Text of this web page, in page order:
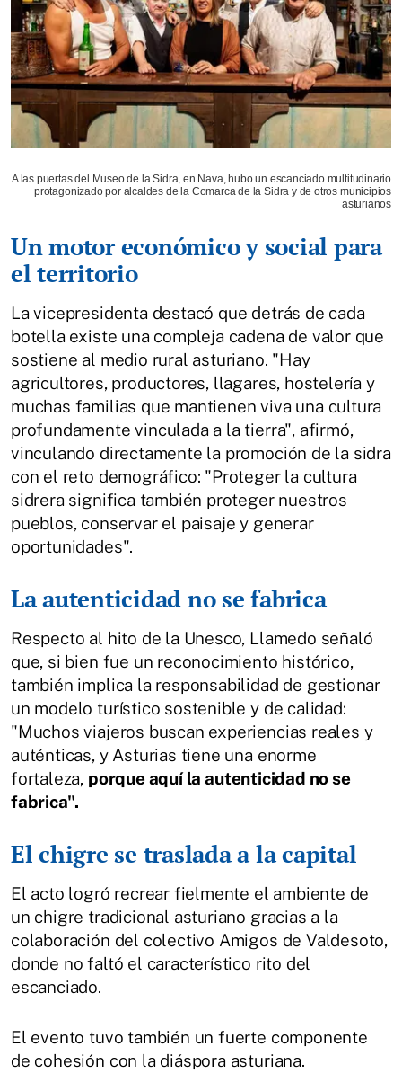
A las puertas del Museo de la Sidra, en Nava, hubo un escanciado multitudinario
protagonizado por alcaldes de la Comarca de la Sidra y de otros municipios
asturianos
Un motor económico y social para
el territorio
La vicepresidenta destacó que detrás de cada
botella existe una compleja cadena de valor que
sostiene al medio rural asturiano. "Hay
agricultores, productores, llagares, hostelería y
muchas familias que mantienen viva una cultura
profundamente vinculada a la tierra", afirmó,
vinculando directamente la promoción de la sidra
con el reto demográfico: "Proteger la cultura
sidrera significa también proteger nuestros
pueblos, conservar el paisaje y generar
oportunidades".
La autenticidad no se fabrica
Respecto al hito de la Unesco, Llamedo señaló
que, si bien fue un reconocimiento histórico,
también implica la responsabilidad de gestionar
un modelo turístico sostenible y de calidad:
"Muchos viajeros buscan experiencias reales y
auténticas, y Asturias tiene una enorme
fortaleza, porque aquí la autenticidad no se
fabrica".
El chigre se traslada a la capital
El acto logró recrear fielmente el ambiente de
un chigre tradicional asturiano gracias a la
colaboración del colectivo Amigos de Valdesoto,
donde no faltó el característico rito del
escanciado.
El evento tuvo también un fuerte componente
de cohesión con la diáspora asturiana.